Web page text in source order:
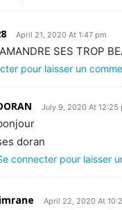
April 21, 2020 At 1:47 pm
SES TROP
pour laisser un
July 9, 2020 At 12:25
doran
connecter pour laisser
April 22, 2020 At